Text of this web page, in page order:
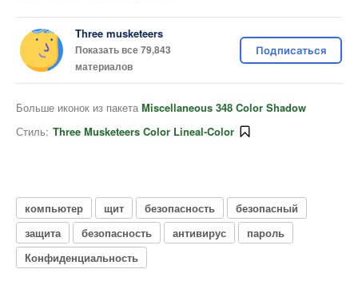
Three musketeers
Показать все 79,843
материалов
Подписаться
Больше иконок из пакета Miscellaneous 348 Color Shadow
Стиль: Three Musketeers Color Lineal-Color
компьютер щит безопасность
безопасный
защита
безопасность антивирус
пароль
Конфиденциальность